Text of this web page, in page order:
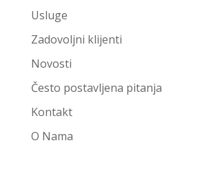
Usluge
Zadovoljni klijenti
Novosti
Često postavljena pitanja
Kontakt
O Nama